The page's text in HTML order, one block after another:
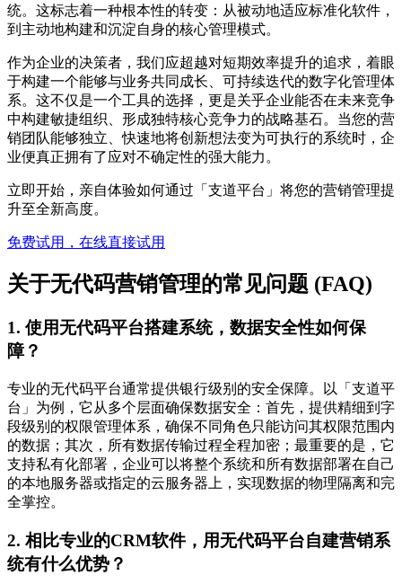
统。这标志着一种根本性的转变：从被动地适应标准化软件，
到主动地构建和沉淀自身的核心管理模式。
作为企业的决策者，我们应超越对短期效率提升的追求，着眼
于构建一个能够与业务共同成长、可持续迭代的数字化管理体
系。这不仅是一个工具的选择，更是关乎企业能否在未来竞争
中构建敏捷组织、形成独特核心竞争力的战略基石。当您的营
销团队能够独立、快速地将创新想法变为可执行的系统时，企
业便真正拥有了应对不确定性的强大能力。
立即开始，亲自体验如何通过「支道平台」将您的营销管理提
升至全新高度。
免费试用，在线直接试用
关于无代码营销管理的常见问题 (FAQ)
1. 使用无代码平台搭建系统，数据安全性如何保
障？
专业的无代码平台通常提供银行级别的安全保障。以「支道平
台」为例，它从多个层面确保数据安全：首先，提供精细到字
段级别的权限管理体系，确保不同角色只能访问其权限范围内
的数据；其次，所有数据传输过程全程加密；最重要的是，它
支持私有化部署，企业可以将整个系统和所有数据部署在自己
的本地服务器或指定的云服务器上，实现数据的物理隔离和完
全掌控。
2. 相比专业的CRM软件，用无代码平台自建营销系
统有什么优势？